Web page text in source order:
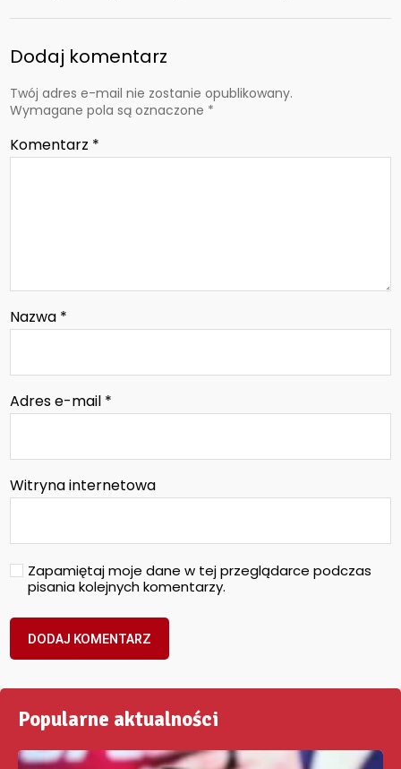
Dodaj komentarz
Twój adres e-mail nie zostanie opublikowany.
Wymagane pola są oznaczone *
Komentarz *
Nazwa *
Adres e-mail *
Witryna internetowa
Zapamiętaj moje dane w tej przeglądarce podczas
pisania kolejnych komentarzy.
Popularne aktualności